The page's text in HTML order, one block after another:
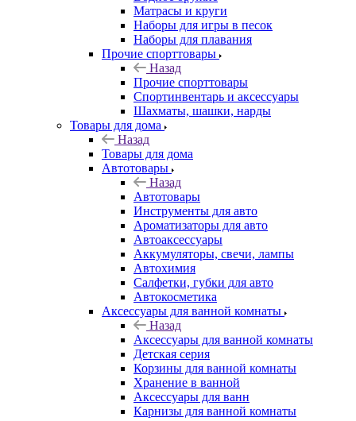
Матрасы и круги
Наборы для игры в песок
Наборы для плавания
Прочие спорттовары
Назад
Прочие спорттовары
Спортинвентарь и аксессуары
Шахматы, шашки, нарды
Товары для дома
Назад
Товары для дома
Автотовары
Назад
Автотовары
Инструменты для авто
Ароматизаторы для авто
Автоаксессуары
Аккумуляторы, свечи, лампы
Автохимия
Салфетки, губки для авто
Автокосметика
Аксессуары для ванной комнаты
Назад
Аксессуары для ванной комнаты
Детская серия
Корзины для ванной комнаты
Хранение в ванной
Аксессуары для ванн
Карнизы для ванной комнаты